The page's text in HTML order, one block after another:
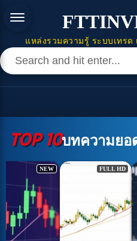
แหล่งรวมความรู้ ระบบเทร
TOP 10บทความยอ
NEW FULL HD